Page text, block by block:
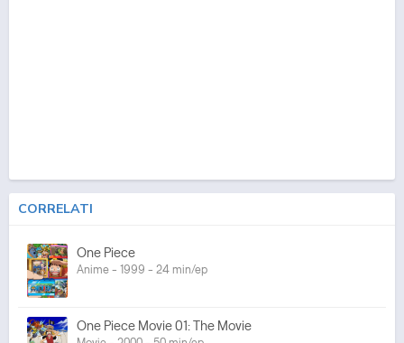
CORRELATI
One Piece
Anime - 1999 - 24 min/ep
One Piece Movie 01: The Movie